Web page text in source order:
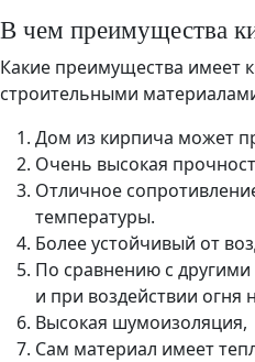
В чем преимущества
Какие преимущества имеет
строительными
Дом из кирпича может
Очень высокая
Отличное
температуры.
Более устойчивый от
По сравнению с
и при воздействии огня
Высокая шумоизоляция,
Сам материал имеет